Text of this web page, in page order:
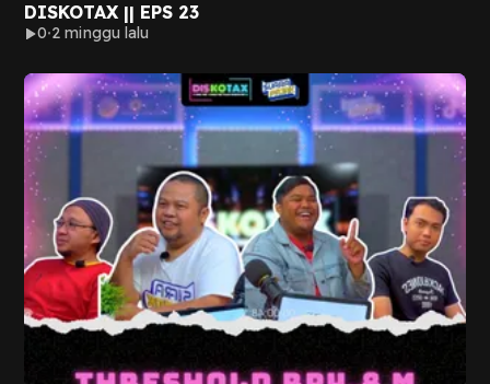
DISKOTAX || EPS 23
0 2 minggu lalu